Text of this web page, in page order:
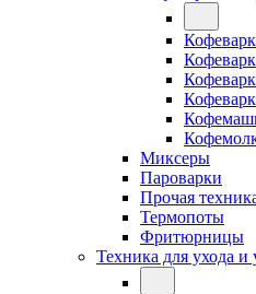
Миксеры
Пароварки
Прочая
Термопоты
Фритюрницы
Техника для ухода и